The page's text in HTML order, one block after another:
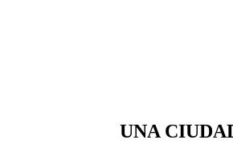
UNA